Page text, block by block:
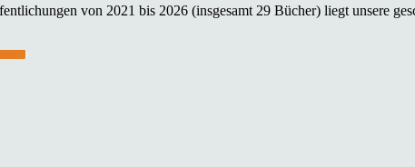
von 2021 bis 2026 (insgesamt 29 Bücher) liegt unsere